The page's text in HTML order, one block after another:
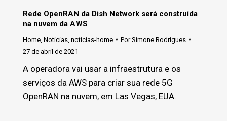
Rede OpenRAN da Dish Network será construída
na nuvem da AWS
Home Noticias noticias-home PorSimone Rodrigues
27 de abril de 2021
A operadora vai usar a infraestrutura e os
serviços da AWS para criar sua rede 5G
OpenRAN na nuvem, em Las Vegas, EUA.